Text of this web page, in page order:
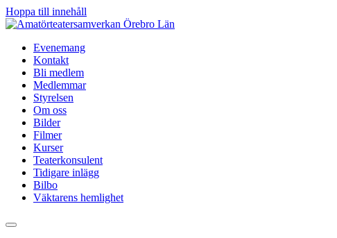
Hoppa till innehåll
Evenemang
Kontakt
Bli medlem
Medlemmar
Styrelsen
Om oss
Bilder
Filmer
Kurser
Teaterkonsulent
Tidigare inlägg
Bilbo
Väktarens hemlighet